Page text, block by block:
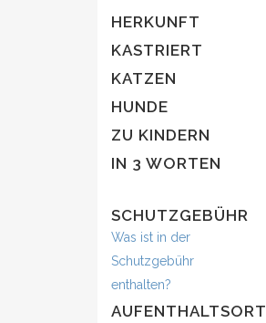
HERKUNFT
KASTRIERT
KATZEN
HUNDE
ZU KINDERN
IN 3 WORTEN
SCHUTZGEBÜHR
Was ist in der
Schutzgebühr
enthalten?
AUFENTHALTSORT